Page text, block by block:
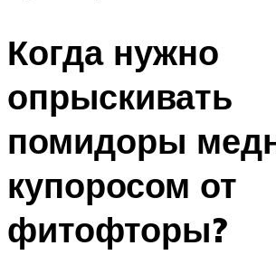
Когда нужно
опрыскивать
помидоры
купоросом от
фитофторы?